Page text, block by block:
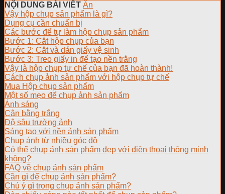
NỘI DUNG BÀI VIẾT Ẩn
Vậy hộp chụp sản phẩm là gì?
Dụng cụ cần chuẩn bị
Các bước để tự làm hộp chụp sản phẩm
Bước 1: Cắt hộp chụp của bạn
Bước 2: Cắt và dán giấy vệ sinh
Bước 3: Treo giấy in để tạo nền trắng
Vậy là hộp chụp tự chế của bạn đã hoàn thành!
Cách chụp ảnh sản phẩm với hộp chụp tự chế
Mua Hộp chụp sản phẩm
Một số mẹo để chụp ảnh sản phẩm
Ánh sáng
Cân bằng trắng
Độ sâu trường ảnh
Sáng tạo với nền ảnh sản phẩm
Chụp ảnh từ nhiều góc độ
Có thể chụp ảnh sản phẩm đẹp với điện thoại thông minh
không?
FAQ về chụp ảnh sản phẩm
Cần gì để chụp ảnh sản phẩm?
Chú ý gì trong chụp ảnh sản phẩm?